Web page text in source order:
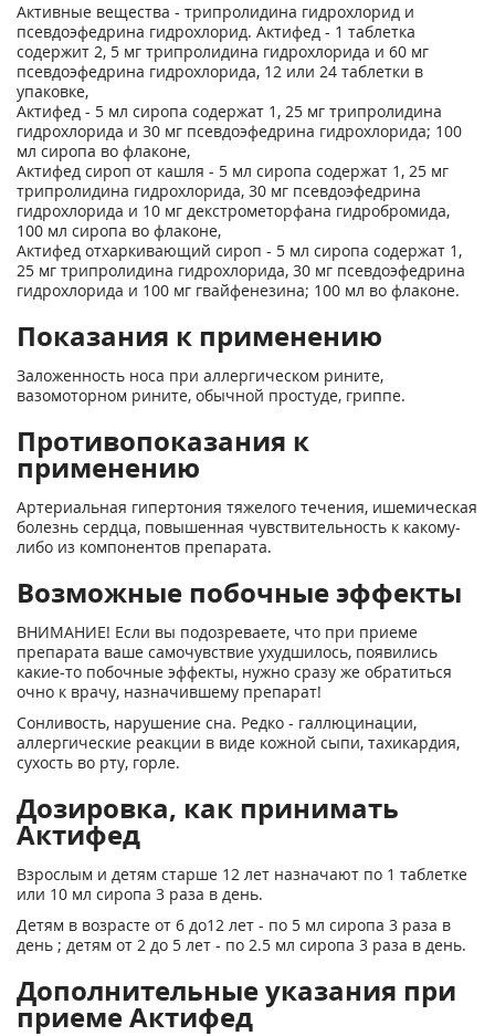
Активные вещества - трипролидина гидрохлорид и
псевдоэфедрина гидрохлорид. Актифед - 1 таблетка
содержит 2, 5 мг трипролидина гидрохлорида и 60 мг
псевдоэфедрина гидрохлорида, 12 или 24 таблетки в
упаковке,
Актифед - 5 мл сиропа содержат 1, 25 мг трипролидина
гидрохлорида и 30 мг псевдоэфедрина гидрохлорида; 100
мл сиропа во флаконе,
Актифед сироп от кашля - 5 мл сиропа содержат 1, 25 мг
трипролидина гидрохлорида, 30 мг псевдоэфедрина
гидрохлорида и 10 мг декстрометорфана гидробромида,
100 мл сиропа во флаконе,
Актифед отхаркивающий сироп - 5 мл сиропа содержат 1,
25 мг трипролидина гидрохлорида, 30 мг псевдоэфедрина
гидрохлорида и 100 мг гвайфенезина; 100 мл во флаконе.
Показания к применению
Заложенность носа при аллергическом рините,
вазомоторном рините, обычной простуде, гриппе.
Противопоказания к
применению
Артериальная гипертония тяжелого течения, ишемическая
болезнь сердца, повышенная чувствительность к какому-
либо из компонентов препарата.
Возможные побочные эффекты
ВНИМАНИЕ! Если вы подозреваете, что при приеме
препарата ваше самочувствие ухудшилось, появились
какие-то побочные эффекты, нужно сразу же обратиться
очно к врачу, назначившему препарат!
Сонливость, нарушение сна. Редко - галлюцинации,
аллергические реакции в виде кожной сыпи, тахикардия,
сухость во рту, горле.
Дозировка, как принимать
Актифед
Взрослым и детям старше 12 лет назначают по 1 таблетке
или 10 мл сиропа 3 раза в день.
Детям в возрасте от 6 до12 лет - по 5 мл сиропа 3 раза в
день ; детям от 2 до 5 лет - по 2.5 мл сиропа 3 раза в день.
Дополнительные указания при
приеме Актифед